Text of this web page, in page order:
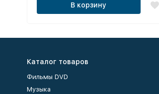
В корзину
Каталог товаров
Фильмы DVD
Музыка